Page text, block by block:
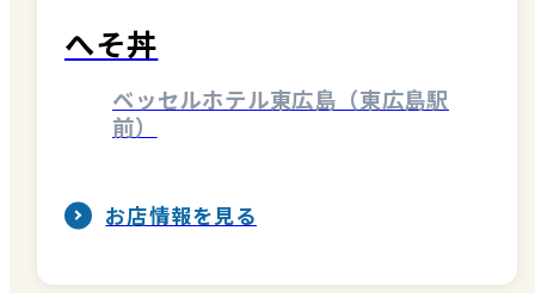
へそ丼
ベッセルホテル東広島（東広島駅
前）
お店情報を見る